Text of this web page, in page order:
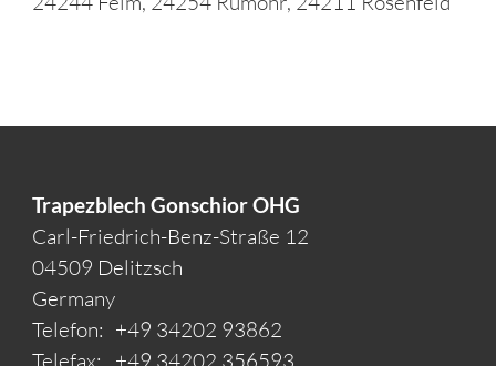
Trapezblech Gonschior OHG
Carl-Friedrich-Benz-Straße 12
04509 Delitzsch
Germany
Telefon: +49 34202 93862
Telefax:
+49 34202 356593